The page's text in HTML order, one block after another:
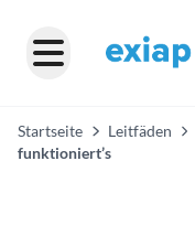
Startseite Leitfäden
funktioniert’s